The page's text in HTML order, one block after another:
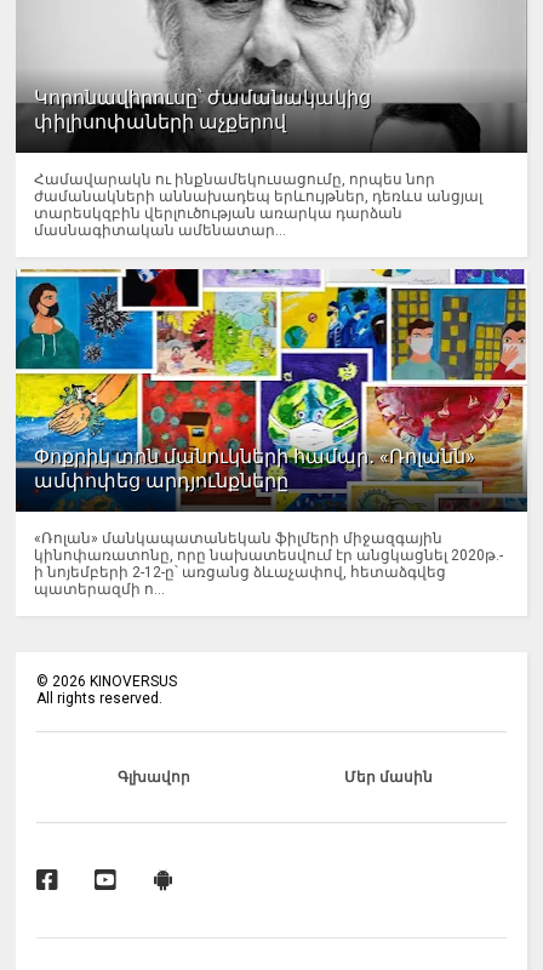
Կորոնավիրուսը՝ ժամանակակից
փիլիսոփաների աչքերով
Համավարակն ու ինքնամեկուսացումը, որպես նոր
ժամանակների աննախադեպ երևույթներ, դեռևս անցյալ
տարեսկզբին վերլուծության առարկա դարձան
մասնագիտական ամենատար...
Փոքրիկ տոն մանուկների համար․ «Ռոլանն»
ամփոփեց արդյունքները
«Ռոլան» մանկապատանեկան ֆիլմերի միջազգային
կինոփառատոնը, որը նախատեսվում էր անցկացնել 2020թ.-
ի նոյեմբերի 2-12-ը՝ առցանց ձևաչափով, հետաձգվեց
պատերազմի ո...
©2026 KINOVERSUS
All rights reserved.
Գլխավոր Մեր մասին